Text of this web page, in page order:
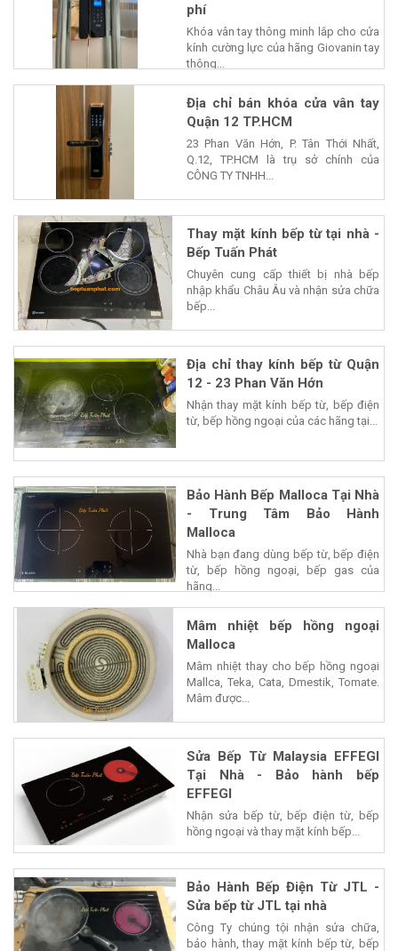
phí
Khóa vân tay thông minh lắp cho cửa
kính cường lực của hãng Giovanin tay
thông...
Địa chỉ bán khóa cửa vân tay
Quận 12 TP.HCM
23 Phan Văn Hớn, P. Tân Thới Nhất,
Q.12, TP.HCM là trụ sở chính của
CÔNG TY TNHH...
Thay mặt kính bếp từ tại nhà -
Bếp Tuấn Phát
Chuyên cung cấp thiết bị nhà bếp
nhập khẩu Châu Âu và nhận sửa chữa
bếp...
Địa chỉ thay kính bếp từ Quận
12 - 23 Phan Văn Hớn
Nhận thay mặt kính bếp từ, bếp điện
từ, bếp hồng ngoại của các hãng tại...
Bảo Hành Bếp Malloca Tại Nhà
- Trung Tâm Bảo Hành
Malloca
Nhà bạn đang dùng bếp từ, bếp điện
từ, bếp hồng ngoại, bếp gas của
hãng...
Mâm nhiệt bếp hồng ngoại
Malloca
Mâm nhiệt thay cho bếp hồng ngoại
Mallca, Teka, Cata, Dmestik, Tomate.
Mâm được...
Sửa Bếp Từ Malaysia EFFEGI
Tại Nhà - Bảo hành bếp
EFFEGI
Nhận sửa bếp từ, bếp điện từ, bếp
hồng ngoại và thay mặt kính bếp...
Bảo Hành Bếp Điện Từ JTL -
Sửa bếp từ JTL tại nhà
Công Ty chúng tội nhận sửa chữa,
bảo hành, thay mặt kính bếp từ, bếp